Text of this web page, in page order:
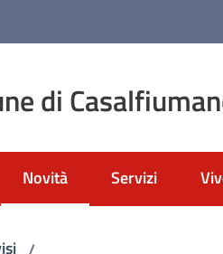
di
Novità
Menu selezionato
Servizi